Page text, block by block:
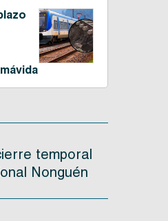
temporal
Nonguén